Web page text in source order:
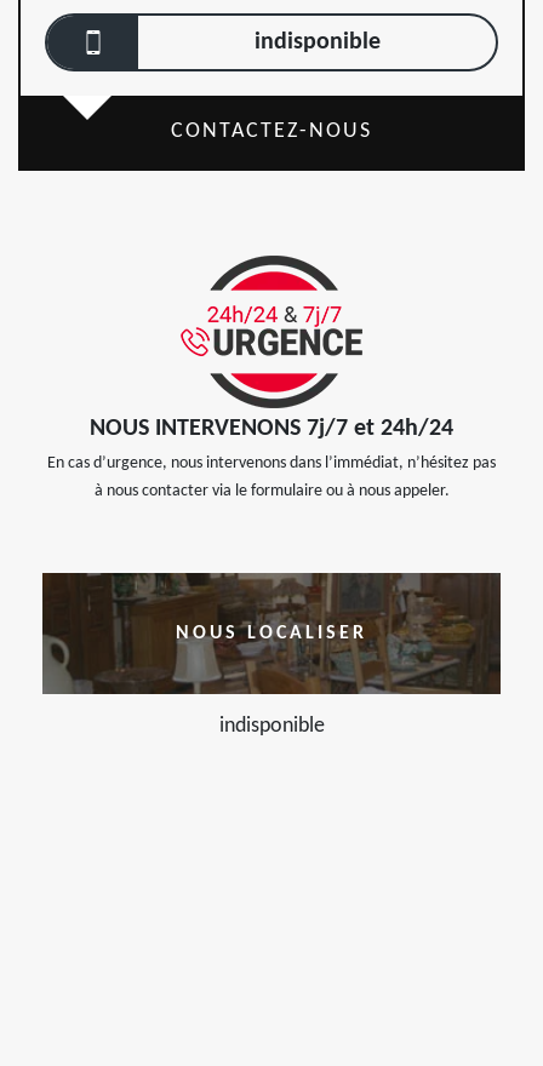
indisponible
CONTACTEZ-NOUS
NOUS INTERVENONS 7j/7 et 24h/24
En cas d’urgence, nous intervenons dans l’immédiat, n’hésitez pas
à nous contacter via le formulaire ou à nous appeler.
NOUS LOCALISER
indisponible